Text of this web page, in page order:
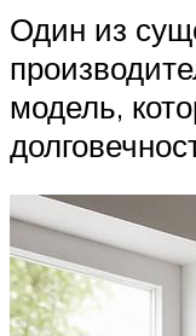
Один из
модель,